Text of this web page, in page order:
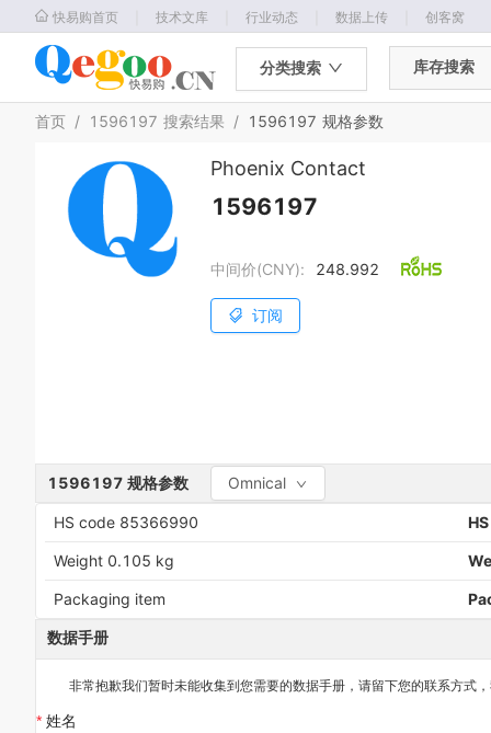
快易购首页 技术文库 行业动态 数据上传 创客窝
分类搜索 库存搜索
首页 / 1596197 搜索结果 / 1596197 规格参数
Phoenix Contact
1596197
中间价(CNY): 248.992
订阅
1596197 规格参数 Omnical
HS code 85366990
Weight 0.105 kg
Packaging item
数据手册
非常抱歉我们暂时未能收集到您需要的数据手册 ，请留下您的联系方式
姓名